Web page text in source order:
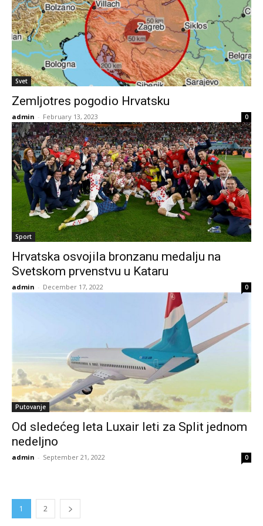
Svet
Zemljotres pogodio Hrvatsku
admin - February 13, 2023 0
Sport
Hrvatska osvojila bronzanu medalju na
Svetskom prvenstvu u Kataru
admin - December 17, 2022 0
Putovanje
Od sledećeg leta Luxair leti za Split jednom
nedeljno
admin - September 21, 2022 0
1 2